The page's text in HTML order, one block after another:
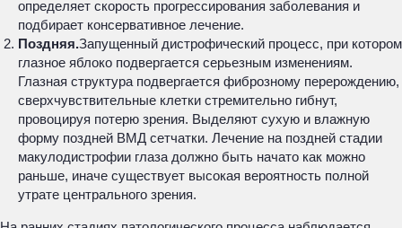
определяет скорость прогрессирования заболевания и
подбирает консервативное лечение.
Поздняя.Запущенный дистрофический процесс, при котором
глазное яблоко подвергается серьезным изменениям.
Глазная структура подвергается фиброзному перерождению,
сверхчувствительные клетки стремительно гибнут,
провоцируя потерю зрения. Выделяют сухую и влажную
форму поздней ВМД сетчатки. Лечение на поздней стадии
макулодистрофии глаза должно быть начато как можно
раньше, иначе существует высокая вероятность полной
утрате центрального зрения.